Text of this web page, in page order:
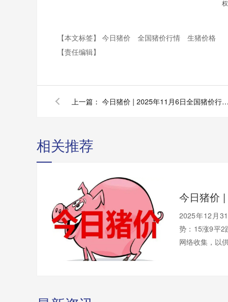
【本文标签】 今日猪价 全国猪价行情
生猪价格
【责任编辑】
上一篇： 今日猪价 | 2025年11月6日全国猪价行情一览表！
相关推荐
2025年12月
势：15涨9平2
网络收集，以